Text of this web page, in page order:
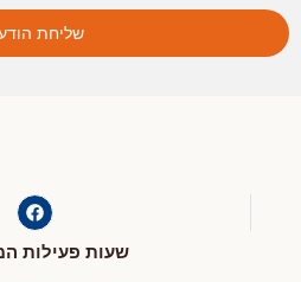
שליחת
שעות פעילות